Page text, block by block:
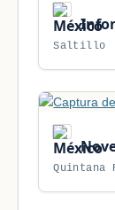
Saltillo
Quintana